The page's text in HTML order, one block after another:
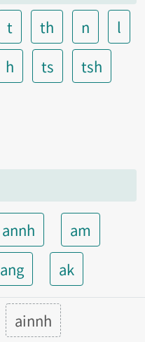
t th n
l
h ts
tsh
annh
am
ang ak
ainnh